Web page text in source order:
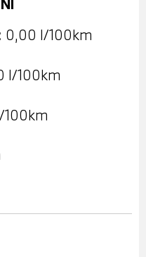
0,00 l/100km
l/100km